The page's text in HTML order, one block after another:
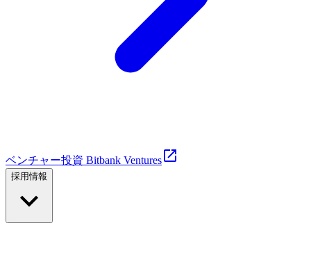
ベンチャー投資 Bitbank Ventures
採用情報